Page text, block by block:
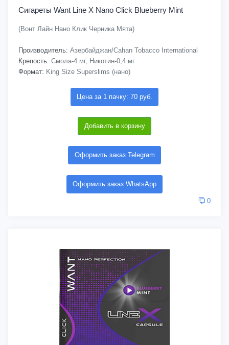
Сигареты Want Line X Nano Click Blueberry Mint
(Вонт Лайн Нано Клик Черника Мята)
Производитель: Азербайджан/Cahan Tobacco International
Крепость: Смола-4 мг, Никотин-0,4 мг
Формат: King Size Superslims (нано)
Цена за 1 пачку: 70 руб.
Добавить в корзину
Оформить заказ Telegram
Оформить заказ WhatsApp
0